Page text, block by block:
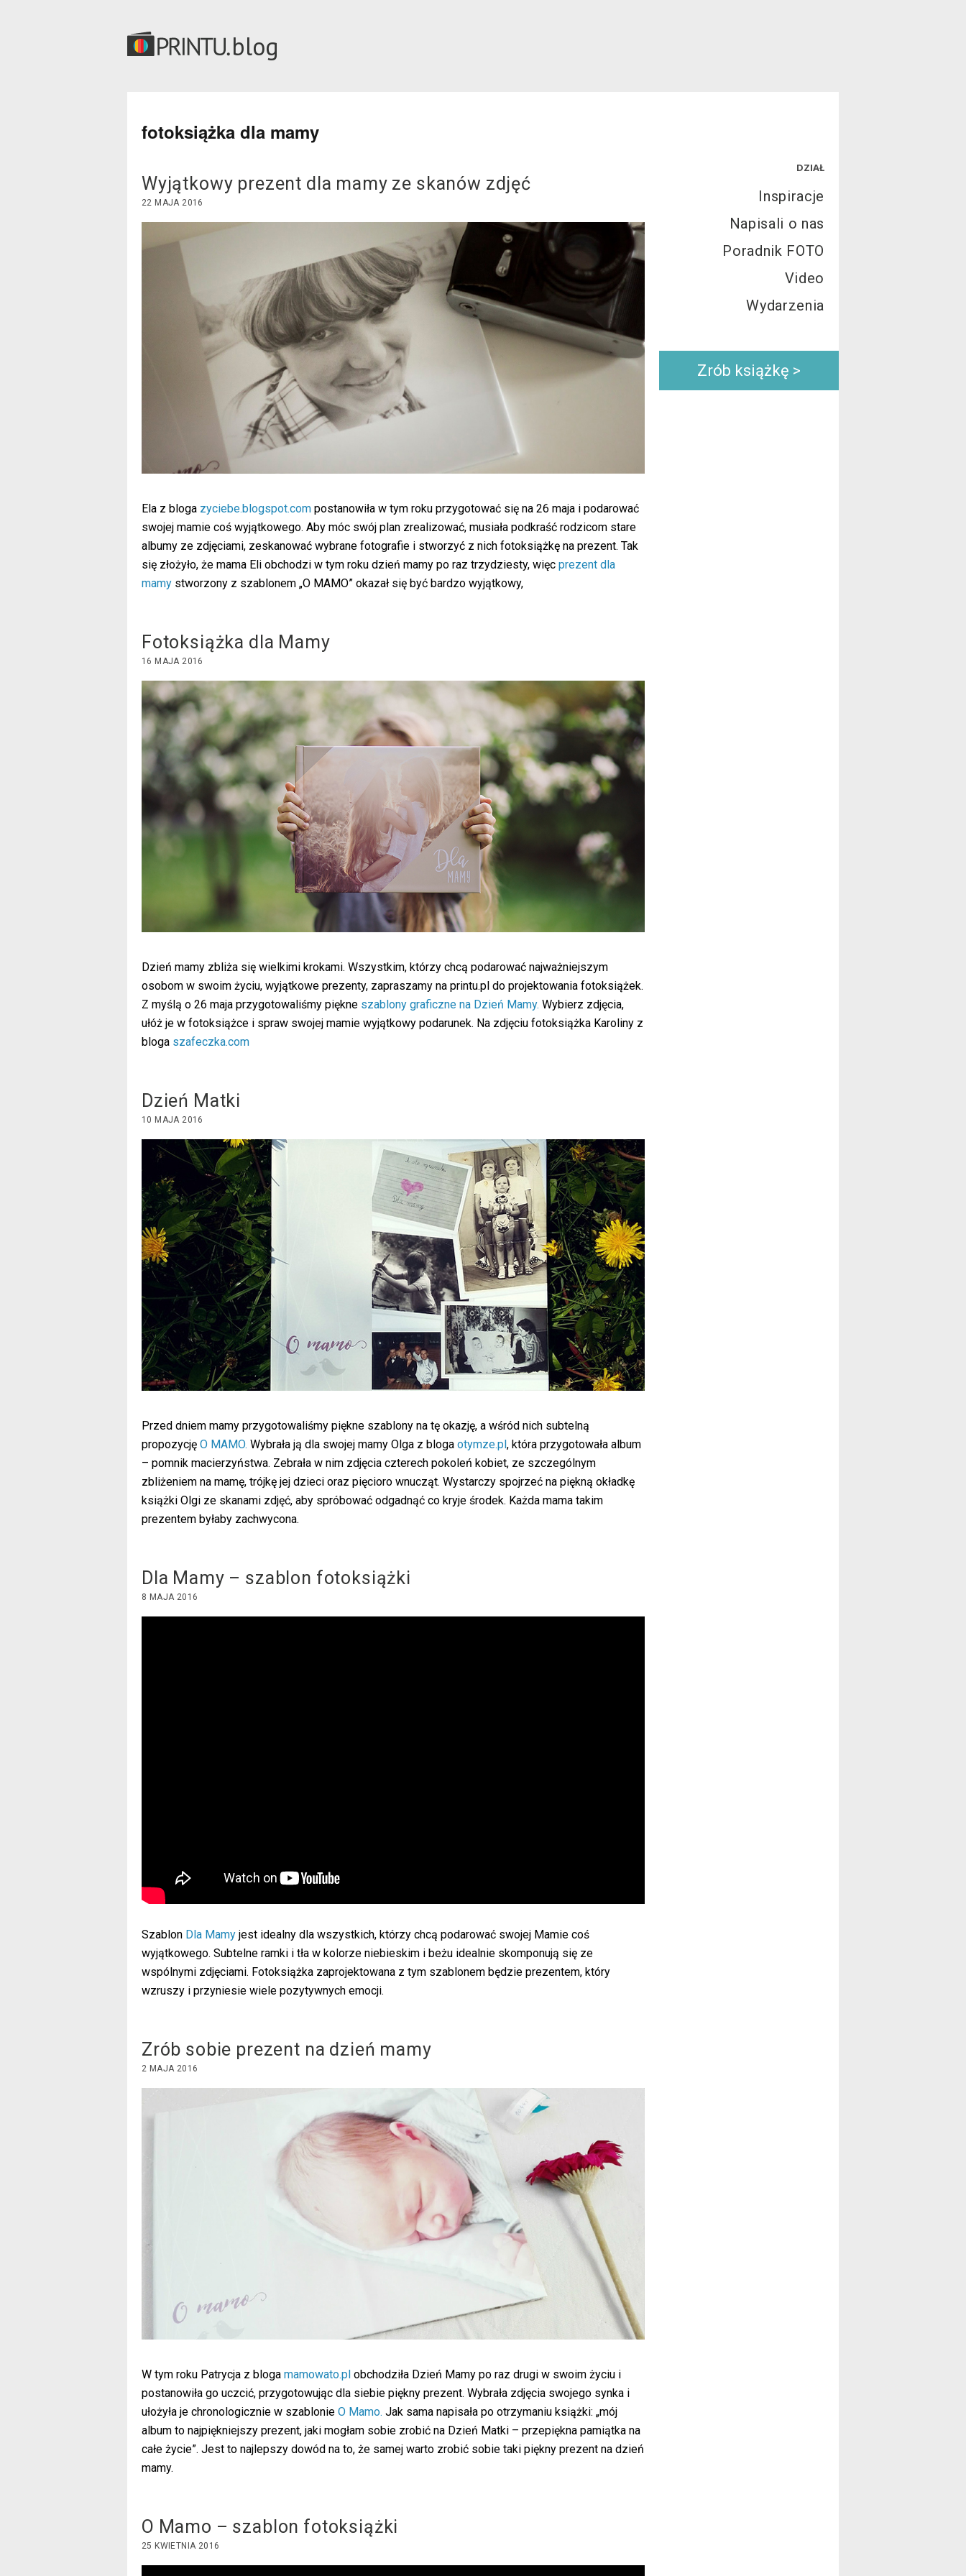
blog
fotoksiążka dla mamy
Wyjątkowy prezent dla mamy ze skanów zdjęć
22 MAJA 2016
Ela z bloga zyciebe.blogspot.com postanowiła w tym roku przygotować się na 26 maja i podarować
swojej mamie coś wyjątkowego. Aby móc swój plan zrealizować, musiała podkraść rodzicom stare
albumy ze zdjęciami, zeskanować wybrane fotografie i stworzyć z nich fotoksiążkę na prezent. Tak
się złożyło, że mama Eli obchodzi w tym roku dzień mamy po raz trzydziesty, więc prezent dla
mamy stworzony z szablonem „O MAMO” okazał się być bardzo wyjątkowy,
Fotoksiążka dla Mamy
16 MAJA 2016
Dzień mamy zbliża się wielkimi krokami. Wszystkim, którzy chcą podarować najważniejszym
osobom w swoim życiu, wyjątkowe prezenty, zapraszamy na printu.pl do projektowania fotoksiążek.
Z myślą o 26 maja przygotowaliśmy piękne szablony graficzne na Dzień Mamy. Wybierz zdjęcia,
ułóż je w fotoksiążce i spraw swojej mamie wyjątkowy podarunek. Na zdjęciu fotoksiążka Karoliny z
bloga szafeczka.com
Dzień Matki
10 MAJA 2016
Przed dniem mamy przygotowaliśmy piękne szablony na tę okazję, a wśród nich subtelną
propozycję O MAMO. Wybrała ją dla swojej mamy Olga z bloga otymze.pl, która przygotowała album
– pomnik macierzyństwa. Zebrała w nim zdjęcia czterech pokoleń kobiet, ze szczególnym
zbliżeniem na mamę, trójkę jej dzieci oraz pięcioro wnucząt. Wystarczy spojrzeć na piękną okładkę
książki Olgi ze skanami zdjęć, aby spróbować odgadnąć co kryje środek. Każda mama takim
prezentem byłaby zachwycona.
Dla Mamy – szablon fotoksiążki
8 MAJA 2016
Szablon Dla Mamy jest idealny dla wszystkich, którzy chcą podarować swojej Mamie coś
wyjątkowego. Subtelne ramki i tła w kolorze niebieskim i beżu idealnie skomponują się ze
wspólnymi zdjęciami. Fotoksiążka zaprojektowana z tym szablonem będzie prezentem, który
wzruszy i przyniesie wiele pozytywnych emocji.
Zrób sobie prezent na dzień mamy
2 MAJA 2016
W tym roku Patrycja z bloga mamowato.pl obchodziła Dzień Mamy po raz drugi w swoim życiu i
postanowiła go uczcić, przygotowując dla siebie piękny prezent. Wybrała zdjęcia swojego synka i
ułożyła je chronologicznie w szablonie O Mamo. Jak sama napisała po otrzymaniu książki: „mój
album to najpiękniejszy prezent, jaki mogłam sobie zrobić na Dzień Matki – przepiękna pamiątka na
całe życie”. Jest to najlepszy dowód na to, że samej warto zrobić sobie taki piękny prezent na dzień
mamy.
O Mamo – szablon fotoksiążki
25 KWIETNIA 2016
DZIAŁ
Inspiracje
Napisali o nas
Poradnik FOTO
Video
Wydarzenia
Zrób książkę >